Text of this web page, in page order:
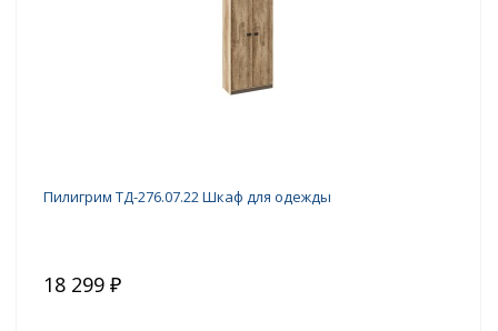
Пилигрим ТД-276.07.22 Шкаф для одежды
18 299 ₽